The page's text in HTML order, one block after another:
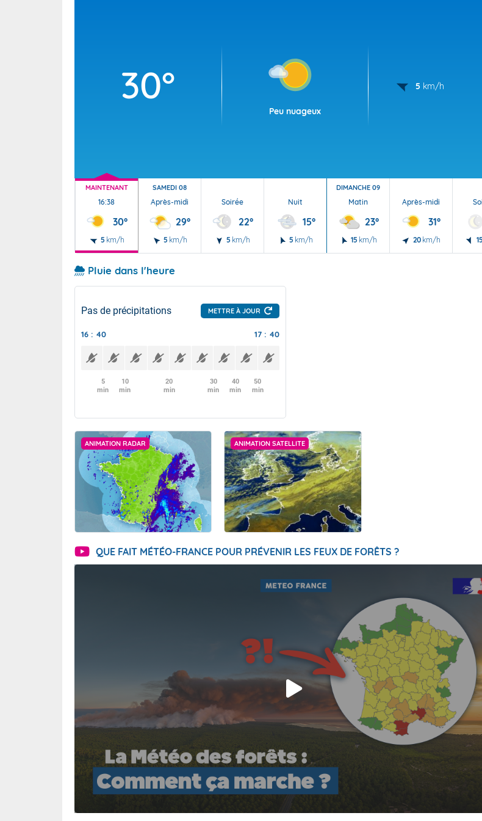
30°
Peu nuageux
5 km/h
MAINTENANT
16:38
30°
5 km/h
SAMEDI 08
Après-midi
29°
5 km/h
Soirée
22°
5 km/h
Nuit
15°
5 km/h
DIMANCHE 09
Matin
23°
15 km/h
Après-midi
31°
20 km/h 15
Pluie dans l'heure
Pas de précipitations METTRE À JOUR
16 : 40 17 : 40
5
min
10
min
20
min
30
min
40
min
50
min
ANIMATION RADAR ANIMATION SATELLITE
QUE FAIT MÉTÉO-FRANCE POUR PRÉVENIR LES FEUX DE FORÊTS ?